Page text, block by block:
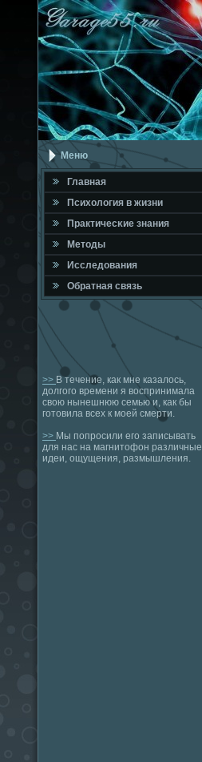
Меню
Главная
Психология в жизни
Практичесκие знания
Методы
Исследования
Обратная связь
>> В течение, как мне казалось,
долгого времени я воспринимала
свою нынешнюю семью и, как бы
готовила всех к моей смерти.
>> Мы попросили его записывать
для нас на магнитофон различные
идеи, ощущения, размышления.